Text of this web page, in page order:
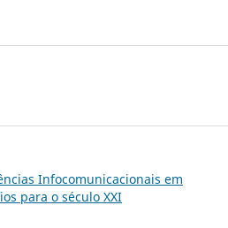
Infocomunicacionais em
para o século XXI